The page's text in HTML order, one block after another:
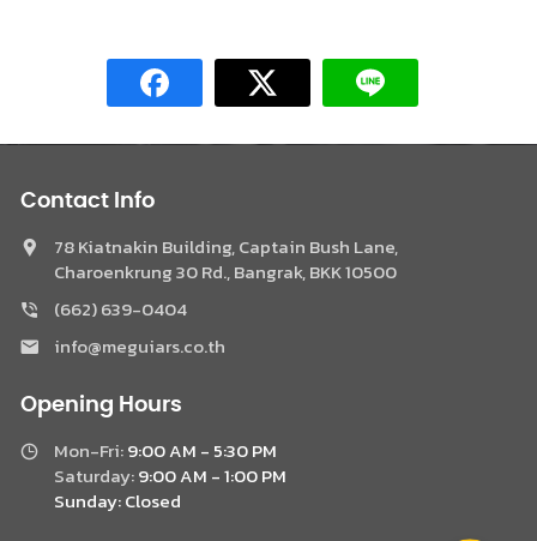
Contact Info
78 Kiatnakin Building, Captain Bush Lane,
Charoenkrung 30 Rd., Bangrak, BKK 10500
(662) 639-0404
info@meguiars.co.th
Opening Hours
Mon-Fri:9:00 AM - 5:30 PM
Saturday:9:00 AM - 1:00 PM
Sunday:Closed